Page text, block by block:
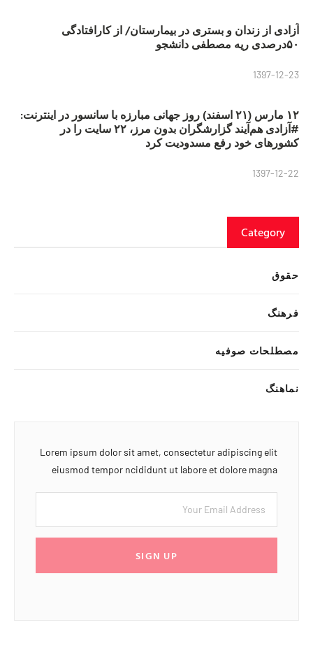
آزادی از زندان و بستری در بیمارستان/ از کارافتادگی
۵۰درصدی ریه مصطفی دانشجو
1397-12-23
۱۲ مارس (۲۱ اسفند) روز جهانی مبارزه با سانسور در اینترنت:
#آزادی هم‌آیند گزارشگران‌ بدون مرز، ۲۲ سایت را در
کشورهای خود رفع مسدودیت کرد
1397-12-22
Category
حقوق
فرهنگ
مصطلحات صوفیه
نماهنگ
Lorem ipsum dolor sit amet, consectetur adipiscing elit
eiusmod tempor ncididunt ut labore et dolore magna
SIGN UP